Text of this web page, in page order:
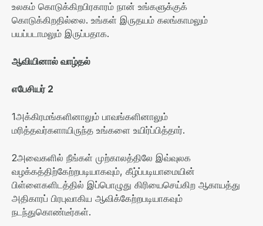
உலகம் கொடுக்கிறபிரகாரம் நான் உங்களுக்குக்
கொடுக்கிறதில்லை. உங்கள் இருதயம் கலங்காமலும்
பயப்படாமலும் இருப்பதாக.
ஆவியினால் வாழ்தல்
எபேசியர்2
1அக்கிரமங்களினாலும் பாவங்களினாலும்
மரித்தவர்களாயிருந்த உங்களை உயிர்ப்பித்தார்.
2அவைகளில் நீங்கள் முற்காலத்திலே இவ்வுலக
வழக்கத்திற்கேற்றபடியாகவும், கீழ்ப்படியாமையின்
பிள்ளைகளிடத்தில் இப்பொழுது கிரியைசெய்கிற ஆகாயத்து
அதிகாரப் பிரபுவாகிய ஆவிக்கேற்றபடியாகவும்
நடந்துகொண்டீர்கள்.